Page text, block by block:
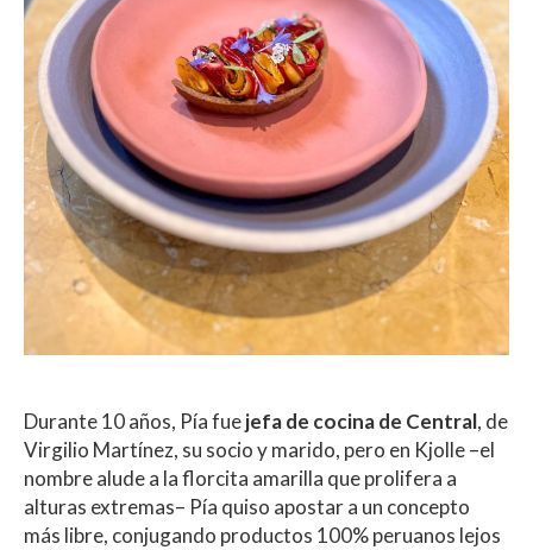
Durante 10 años, Pía fuejefa de cocina de Central, de
Virgilio Martínez, su socio y marido, pero en Kjolle –el
nombre alude a la florcita amarilla que prolifera a
alturas extremas– Pía quiso apostar a un concepto
más libre, conjugando productos 100% peruanos lejos